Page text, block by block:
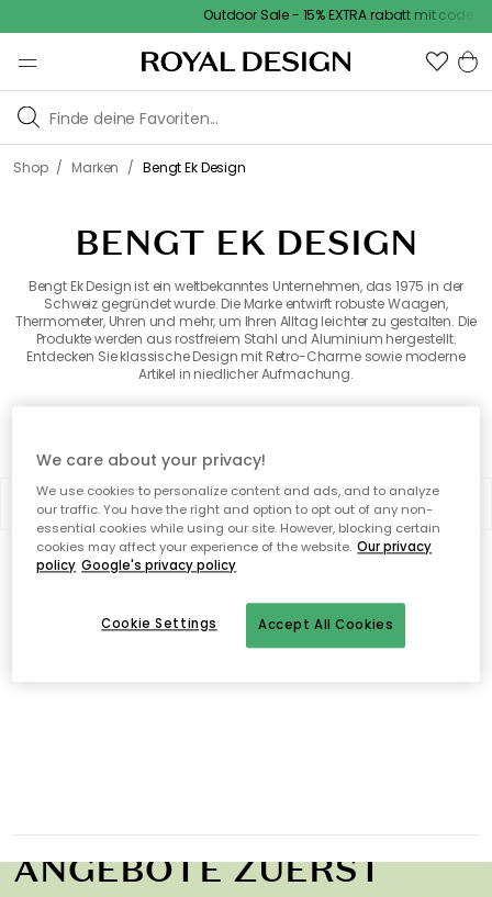
Outdoor Sale - 15% EXTRA rabatt mit code
Shop / Marken / Bengt Ek Design
BENGT EK DESIGN
Bengt Ek Design ist ein weltbekanntes Unternehmen, das 1975 in der
Schweiz gegründet wurde. Die Marke entwirft robuste Waagen,
Thermometer, Uhren und mehr, um Ihren Alltag leichter zu gestalten. Die
Produkte werden aus rostfreiem Stahl und Aluminium hergestellt.
Entdecken Sie klassische Design mit Retro-Charme sowie moderne
Artikel in niedlicher Aufmachung.
Filter Sortieren nach
0 Produkte
Keine Produkte gefunden
INSPIRATION &
ANGEBOTE ZUERST
We care about your privacy!
We use cookies to personalize content and ads, and to analyze
our traffic. You have the right and option to opt out of any non-
essential cookies while using our site. However, blocking certain
cookies may affect your experience of the website. Our privacy
policy Google's privacy policy
Accept All Cookies
Cookie Settings